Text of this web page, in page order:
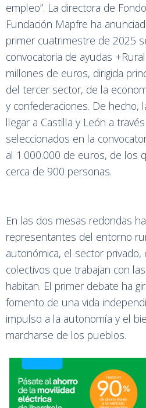
empleo”. La directora de
Fundación Mapfre ha
primer cuatrimestre de 2025
convocatoria de ayudas
millones de euros, dirigida
del tercer sector, de la
y confederaciones. De hecho,
llegar a Castilla y León a
seleccionados en la
al 1.000.000 de euros, de los
cerca de 900 personas.
En las dos mesas redondas
representantes del entorno
autonómica, el sector
colectivos que trabajan con
habitan. El primer debate ha
fomento de una vida
impulso a la autonomía y el
marcharse de los pueblos.